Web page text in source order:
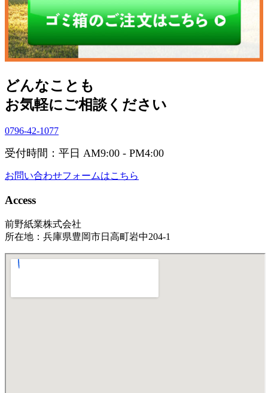
どんなことも
お気軽にご相談ください
0796-42-1077
受付時間：平日 AM9:00 - PM4:00
お問い合わせフォームはこちら
Access
前野紙業株式会社
所在地：兵庫県豊岡市日高町岩中204-1